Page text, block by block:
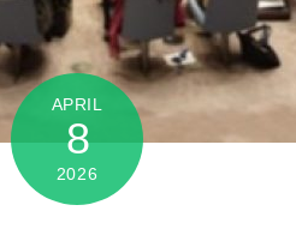
APRIL
8
2026